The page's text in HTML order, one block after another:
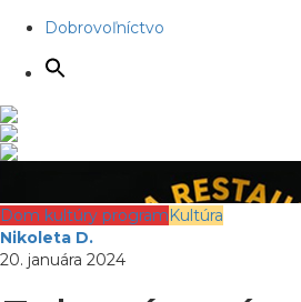
Dobrovoľníctvo
Dom kultúry program Kultúra
Nikoleta D.
20. januára 2024